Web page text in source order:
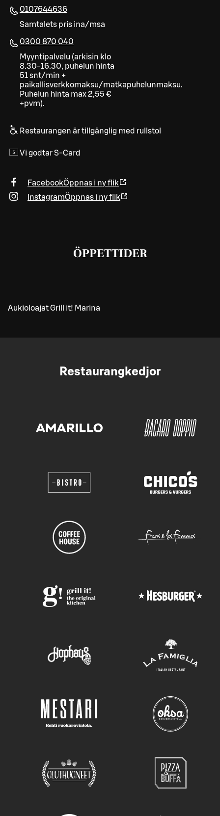
0107644636
Samtalets pris ina/msa
0300 870 040
Myyntipalvelu (arkisin klo
8.30-16.30, puhelun hinta
51 snt/min +
paikallisverkkomaksu/matkapuhelunmaksu.
Puhelun hinta max 2,55 €
+pvm).
Restaurangen är tillgänglig med rullstol
Vi godtar S-Card
FacebookÖppnas i ny flik
InstagramÖppnas i ny flik
ÖPPETTIDER
Aukioloajat Grill it! Marina
Restaurangkedjor